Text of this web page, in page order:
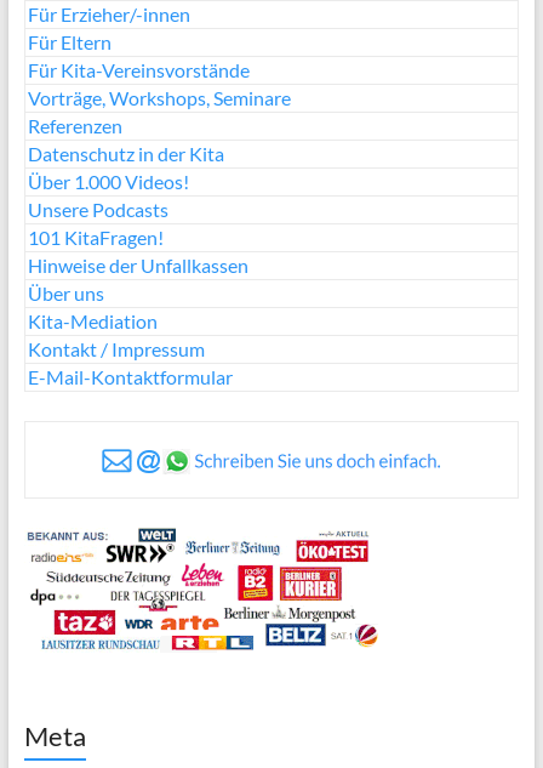
Für Erzieher/-innen
Für Eltern
Für Kita-Vereinsvorstände
Vorträge, Workshops, Seminare
Referenzen
Datenschutz in der Kita
Über 1.000 Videos!
Unsere Podcasts
101 KitaFragen!
Hinweise der Unfallkassen
Über uns
Kita-Mediation
Kontakt / Impressum
E-Mail-Kontaktformular
Meta